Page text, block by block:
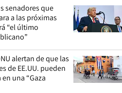
senadores que
a las próximas
“el último
alertan de que las
de EE.UU. pueden
una “Gaza